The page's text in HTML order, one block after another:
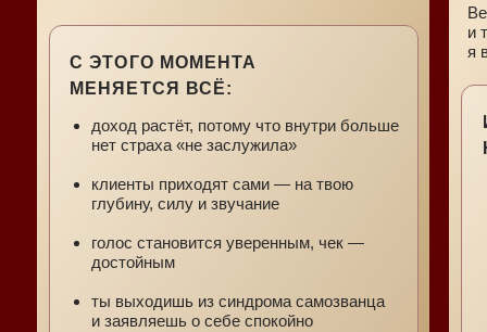
и
я
С ЭТОГО МОМЕНТА
МЕНЯЕТСЯ ВСЁ:
доход растёт, потому что внутри больше
нет страха «не заслужила»
клиенты приходят сами — на твою
глубину, силу и звучание
голос становится уверенным, чек —
достойным
ты выходишь из синдрома самозванца
и заявляешь о себе спокойно